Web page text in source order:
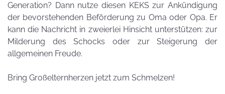
Generation? Dann nutze diesen KEKS zur Ankündigung
der bevorstehenden Beförderung zu Oma oder Opa. Er
kann die Nachricht in zweierlei Hinsicht unterstützen: zur
Milderung des Schocks oder zur Steigerung der
allgemeinen Freude.
Bring Großelternherzen jetzt zum Schmelzen!